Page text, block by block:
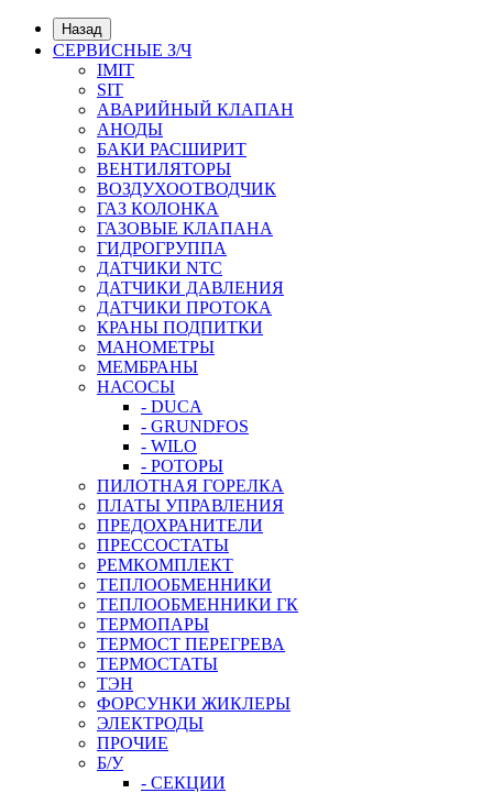
Назад
СЕРВИСНЫЕ З/Ч
IMIT
SIT
АВАРИЙНЫЙ КЛАПАН
АНОДЫ
БАКИ РАСШИРИТ
ВЕНТИЛЯТОРЫ
ВОЗДУХООТВОДЧИК
ГАЗ КОЛОНКА
ГАЗОВЫЕ КЛАПАНА
ГИДРОГРУППА
ДАТЧИКИ NTC
ДАТЧИКИ ДАВЛЕНИЯ
ДАТЧИКИ ПРОТОКА
КРАНЫ ПОДПИТКИ
МАНОМЕТРЫ
МЕМБРАНЫ
НАСОСЫ
- DUCA
- GRUNDFOS
- WILO
- РОТОРЫ
ПИЛОТНАЯ ГОРЕЛКА
ПЛАТЫ УПРАВЛЕНИЯ
ПРЕДОХРАНИТЕЛИ
ПРЕССОСТАТЫ
РЕМКОМПЛЕКТ
ТЕПЛООБМЕННИКИ
ТЕПЛООБМЕННИКИ ГК
ТЕРМОПАРЫ
ТЕРМОСТ ПЕРЕГРЕВА
ТЕРМОСТАТЫ
ТЭН
ФОРСУНКИ ЖИКЛЕРЫ
ЭЛЕКТРОДЫ
ПРОЧИЕ
Б/У
- СЕКЦИИ